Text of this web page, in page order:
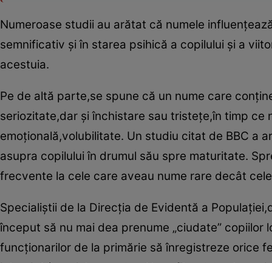
Numeroase studii au arătat că numele
semnificativ şi în starea psihică a copilului şi a
acestuia.
Pe de altă parte,se spune că un nume care
seriozitate,dar şi închistare sau tristeţe,în timp ce
emoţională,volubilitate. Un studiu citat de BBC a
asupra copilului în drumul său spre maturitate.
frecvente la cele care aveau nume rare decât
Specialiştii de la Direcţia de Evidentă a
început să nu mai dea prenume „ciudate”
funcţionarilor de la primărie să înregistreze orice